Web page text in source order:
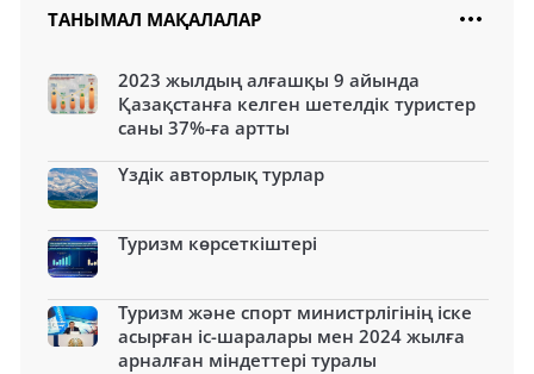
ТАНЫМАЛ МАҚАЛАЛАР
2023 жылдың алғашқы 9 айында
Қазақстанға келген шетелдік туристер
саны 37%-ға артты
Үздік авторлық турлар
Туризм көрсеткіштері
Туризм және спорт министрлігінің іске
асырған іс-шаралары мен 2024 жылға
арналған міндеттері туралы